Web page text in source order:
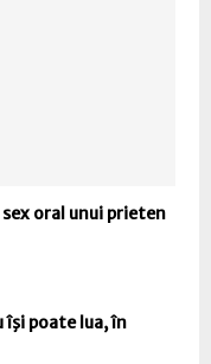
oral unui prieten
îşi poate lua, în